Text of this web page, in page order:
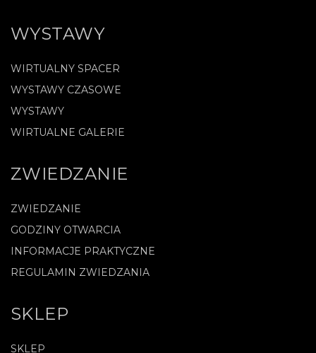
WYSTAWY
WIRTUALNY SPACER
WYSTAWY CZASOWE
WYSTAWY
WIRTUALNE GALERIE
ZWIEDZANIE
ZWIEDZANIE
GODZINY OTWARCIA
INFORMACJE PRAKTYCZNE
REGULAMIN ZWIEDZANIA
SKLEP
SKLEP